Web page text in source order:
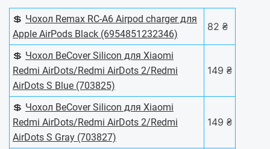
💲 Чохол Remax RC-A6 Airpod charger для
Apple AirPods Black (6954851232346)
82 ₴
💲 Чохол BeCover Silicon для Xiaomi
Redmi AirDots/Redmi AirDots 2/Redmi
AirDots S Blue (703825)
149 ₴
💲 Чохол BeCover Silicon для Xiaomi
Redmi AirDots/Redmi AirDots 2/Redmi
AirDots S Gray (703827)
149 ₴